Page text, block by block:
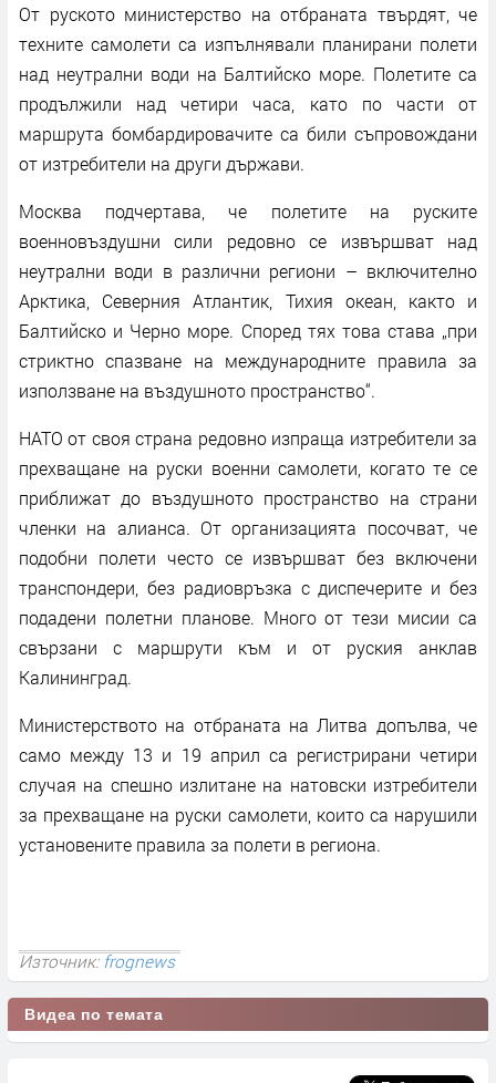
От руското министерство на отбраната твърдят, че
техните самолети са изпълнявали планирани полети
над неутрални води на Балтийско море. Полетите са
продължили над четири часа, като по части от
маршрута бомбардировачите са били съпровождани
от изтребители на други държави.
Москва подчертава, че полетите на руските
военновъздушни сили редовно се извършват над
неутрални води в различни региони – включително
Арктика, Северния Атлантик, Тихия океан, както и
Балтийско и Черно море. Според тях това става „при
стриктно спазване на международните правила за
използване на въздушното пространство“.
НАТО от своя страна редовно изпраща изтребители за
прехващане на руски военни самолети, когато те се
приближат до въздушното пространство на страни
членки на алианса. От организацията посочват, че
подобни полети често се извършват без включени
транспондери, без радиовръзка с диспечерите и без
подадени полетни планове. Много от тези мисии са
свързани с маршрути към и от руския анклав
Калининград.
Министерството на отбраната на Литва допълва, че
само между 13 и 19 април са регистрирани четири
случая на спешно излитане на натовски изтребители
за прехващане на руски самолети, които са нарушили
установените правила за полети в региона.
Източник:frognews
Видеа по темата